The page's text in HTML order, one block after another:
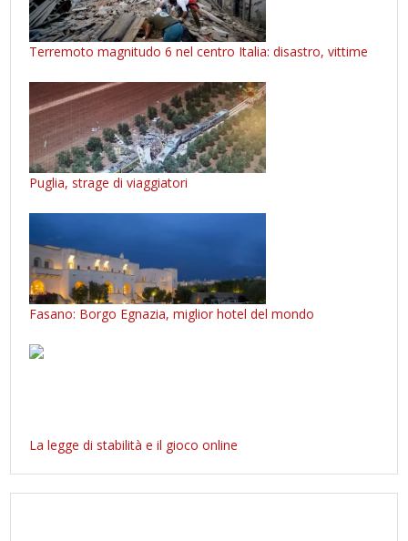
Terremoto magnitudo 6 nel centro Italia: disastro, vittime
Puglia, strage di viaggiatori
Fasano: Borgo Egnazia, miglior hotel del mondo
La legge di stabilità e il gioco online